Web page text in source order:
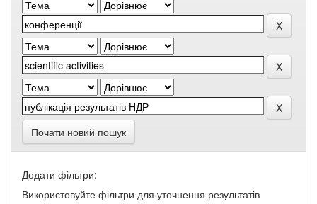
Почати новий пошук
Додати фільтри:
Використовуйте фільтри для уточнення результатів